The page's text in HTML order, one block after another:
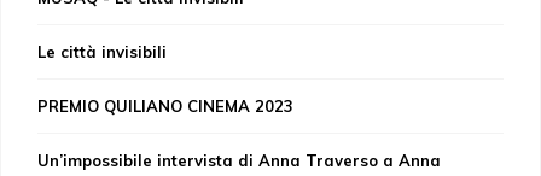
Le città invisibili
PREMIO QUILIANO CINEMA 2023
Un’impossibile intervista di Anna Traverso a Anna